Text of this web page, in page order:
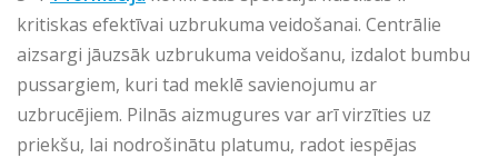
kritiskas efektīvai uzbrukuma veidošanai. Centrālie
aizsargi jāuzsāk uzbrukuma veidošanu, izdalot bumbu
pussargiem, kuri tad meklē savienojumu ar
uzbrucējiem. Pilnās aizmugures var arī virzīties uz
priekšu, lai nodrošinātu platumu, radot iespējas